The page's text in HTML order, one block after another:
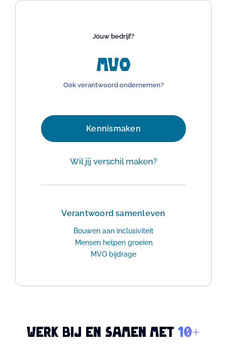
Jouw bedrijf?
MVO
Ook verantwoord ondernemen?
Kennismaken
Wil jij verschil maken?
Verantwoord samenleven
Bouwen aan inclusiviteit
Mensen helpen groeien
MVO bijdrage
Werk bij en samen met 10+